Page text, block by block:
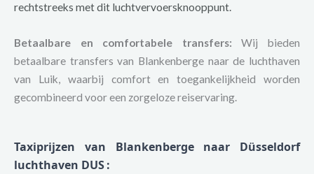
rechtstreeks met dit luchtvervoersknooppunt.
Betaalbare en comfortabele transfers: Wij bieden
betaalbare transfers van Blankenberge naar de luchthaven
van Luik, waarbij comfort en toegankelijkheid worden
gecombineerd voor een zorgeloze reiservaring.
Taxiprijzen van Blankenberge naar Düsseldorf
luchthaven DUS: